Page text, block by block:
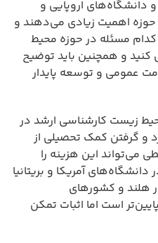
اروپایی و
حوزه اهمیت زیادی می‌دهند و
کدام مسئله در حوزه محیط
کنید و همچنین باید توضیح
عمومی و توسعه پایدار
زیست کارشناسی ارشد در
و گرفتن کمک تحصیلی از
می‌تواند این هزینه را
آمریکا و بریتانیا
و در هلند و کشورهای
است اما اثبات تمکن